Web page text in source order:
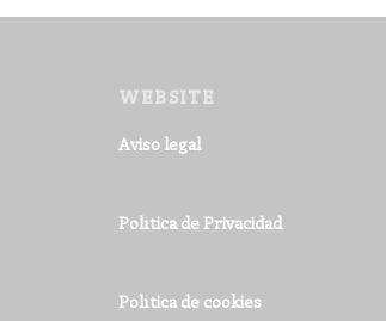
WEBSITE
Aviso legal
Política de Privacidad
Política de cookies